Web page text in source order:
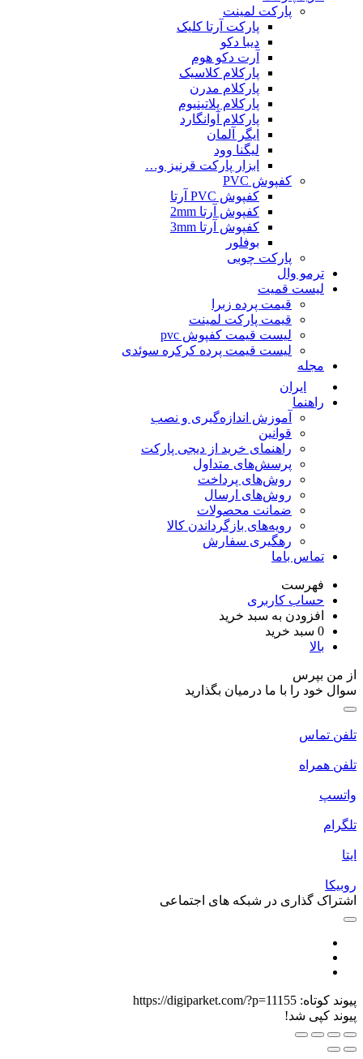
پارکت لمینت
پارکت آرتا کلیک
دیبا دکو
آرت دکو هوم
پارکلام کلاسیک
پارکلام مدرن
پارکلام پلاتینیوم
پارکلام آوانگارد
ایگر آلمان
لیگنا وود
ابزار پارکت قرنیز و…
کفپوش PVC
کفپوش PVC آرتا
کفپوش آرتا 2mm
کفپوش آرتا 3mm
بوفلور
پارکت چوبی
ترمو وال
لیست قمیت
قیمت پرده زبرا
قیمت پارکت لمینت
لیست قیمت کفپوش pvc
لیست قیمت پرده کرکره سوئدی
مجله
ایران
راهنما
آموزش اندازه‌گیری و نصب
قوانین
راهنمای خرید از دیجی پارکت
پرسش‌های متداول
روش‌های پرداخت
روش‌های ارسال
ضمانت محصولات
رویه‌های بازگرداندن کالا
رهگیری سفارش
تماس باما
فهرست
حساب کاربری
افزودن به سبد خرید
سبد خرید
بالا
من بپرس
خود را با ما درمیان بگذارید
تماس
همراه
گذاری در شبکه های اجتماعی
کوتاه:https://digiparket.com/?p=11155
کپی شد!